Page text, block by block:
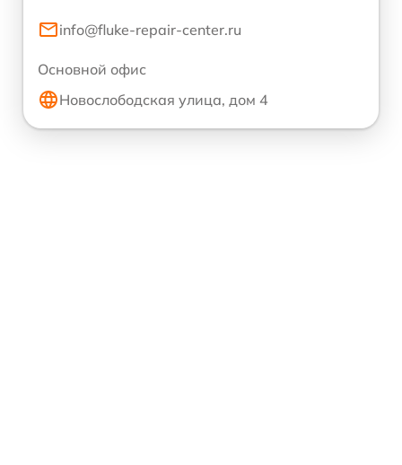
info@fluke-repair-center.ru
Основной офис
Новослободская улица, дом 4